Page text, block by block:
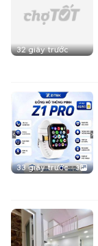
32 giây trước
33 giây trước 3